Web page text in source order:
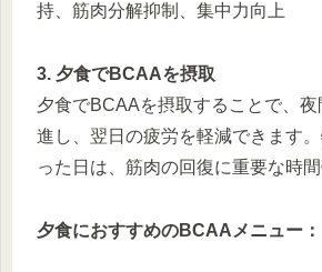
持、筋肉分解抑制、集中力向上
3. 夕食でBCAAを摂取
夕食でBCAAを摂取することで、
進し、翌日の疲労を軽減できます
った日は、筋肉の回復に重要な時間
夕食におすすめのBCAAメニュー：